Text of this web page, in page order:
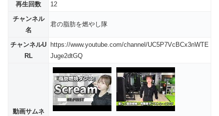
再生回数
12
チャンネル
名
君の脂肪を燃やし隊
チャンネルU
RL
https://www.youtube.com/channel/UC5P7VcBCx3nWTE
Juge2dtGQ
動画サムネ